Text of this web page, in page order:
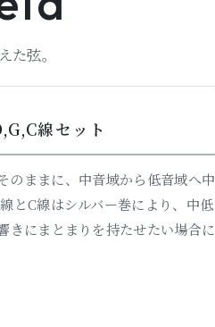
弦。
線セット
のままに、中音域から低音域へ中
とC線はシルバー巻により、中低
きにまとまりを持たせたい場合に